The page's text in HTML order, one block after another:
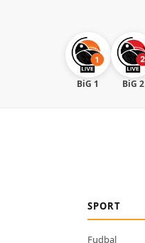
BiG 1 BiG 2
SPORT
Fudbal